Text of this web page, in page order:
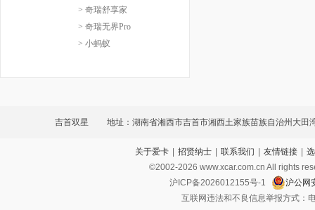
> 奇瑞舒享家
> 奇瑞无界Pro
> 小蚂蚁
吉首双星 地址：湖南省湘西市吉首市湘西土家族苗族自治州大田
南300米关于爱卡 | 招贤纳士 | 联系我们 | 友情链接 |
©2002-2026 www.xcar.com.cn All rights
沪ICP备2026012155号-1
沪公网
互联网违法和不良信息举报方式：